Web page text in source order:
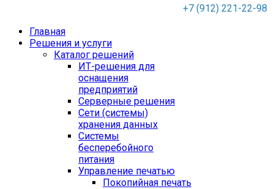
+7 (912) 221-22-98
Главная
Решения и услуги
Каталог решений
ИТ-решения для
оснащения
предприятий
Серверные решения
Сети (системы)
хранения данных
Системы
бесперебойного
питания
Управление печатью
Покопийная печать